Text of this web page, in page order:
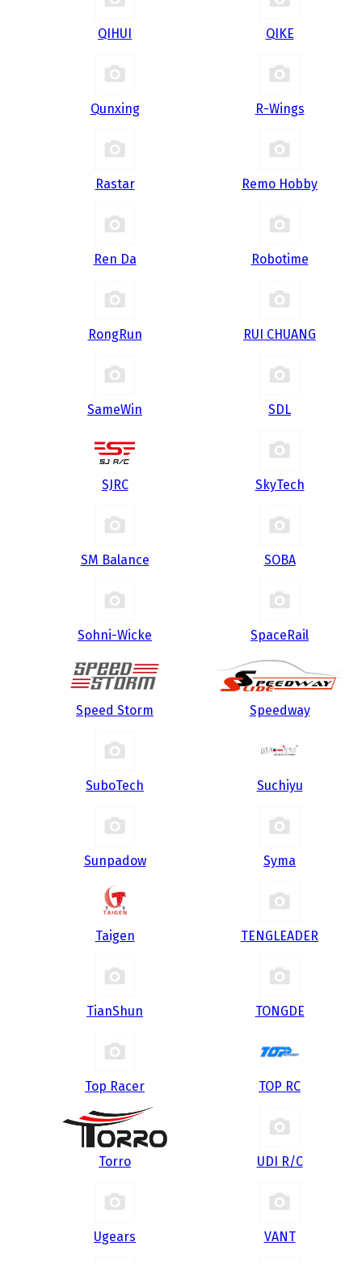
QIHUI QIKE
Qunxing R-Wings
Rastar Remo Hobby
Ren Da Robotime
RongRun RUI CHUANG
SameWin SDL
SJRC SkyTech
SM Balance SOBA
Sohni-Wicke SpaceRail
Speed Storm Speedway
SuboTech Suchiyu
Sunpadow Syma
Taigen TENGLEADER
TianShun TONGDE
Top Racer TOP RC
Torro UDI R/С
Ugears VANT